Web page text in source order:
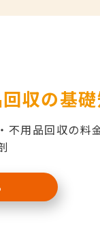
収の基
不用品回収の料